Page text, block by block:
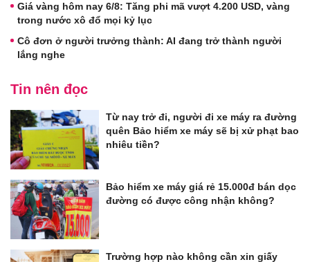
Giá vàng hôm nay 6/8: Tăng phi mã vượt 4.200 USD, vàng
trong nước xô đổ mọi kỷ lục
Cô đơn ở người trưởng thành: AI đang trở thành người
lắng nghe
Tin nên đọc
Từ nay trở đi, người đi xe máy ra đường
quên Bảo hiểm xe máy sẽ bị xử phạt bao
nhiêu tiền?
Bảo hiểm xe máy giá rẻ 15.000đ bán dọc
đường có được công nhận không?
Trường hợp nào không cần xin giấy